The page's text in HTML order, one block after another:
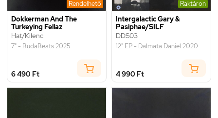
Rendelhető
Dokkerman And The
Turkeying Fellaz
Hat/Kilenc
7" - BudaBeats 2025
6 490 Ft
Raktáron
Intergalactic Gary &
Pasiphae/SILF
DDS03
12" EP - Dalmata Daniel 2020
4 990 Ft